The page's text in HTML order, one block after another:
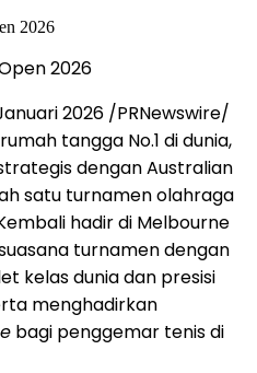
2026
2026 /PRNewswire/
tangga No.1 di dunia,
dengan Australian
satu turnamen olahraga
hadir di Melbourne
turnamen dengan
kelas dunia dan presisi
menghadirkan
bagi penggemar tenis di